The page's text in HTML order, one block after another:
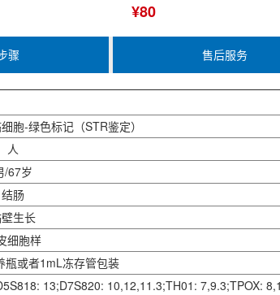
¥80
骤 售后服务
胞-绿色标记（STR鉴定）
人
/67岁
结肠
生长
细胞样
瓶或者1mL冻存管包装
13;D7S820: 10,12,11.3;TH01: 7,9.3;TPOX: